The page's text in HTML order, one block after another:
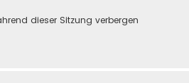
dieser Sitzung verbergen